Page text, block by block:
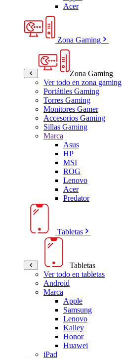
Acer
Zona Gaming
Zona Gaming
Ver todo en zona gaming
Portátiles Gaming
Torres Gaming
Monitores Gamer
Accesorios Gaming
Sillas Gaming
Marca
Asus
HP
MSI
ROG
Lenovo
Acer
Predator
Tabletas
Tabletas
Ver todo en tabletas
Android
Marca
Apple
Samsung
Lenovo
Kalley
Honor
Huawei
iPad